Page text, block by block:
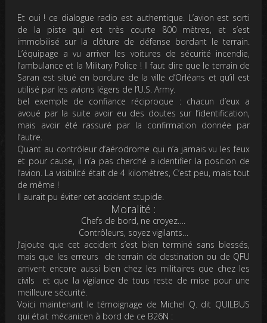
Et oui ! ce dialogue radio est authentique. L’avion est sorti
de la piste qui est très courte 800 mètres, et s’est
immobilisé sur la clôture de défense bordant le terrain.
L’équipage a vu arriver les voitures de sécurité incendie,
l’ambulance et la Military Police ! Il faut dire que le terrain de
Saran est situé en bordure de la ville d’Orléans et qu’il est
utilisé par les avions légers de l’U.S. Army.
bel exemple de confiance réciproque : chacun d’eux a
avoué par la suite avoir eu des doutes sur l’identification,
mais avoir été rassuré par la confirmation donnée par
l’autre.
Quant au contrôleur d’aérodrome qui n’a jamais vu les feux
et pour cause, il n’a pas cherché a identifier la position de
l’avion. La visibilité était de 4 kilomètres, C’est peu, mais tout
de même !
Il aurait pu éviter cet accident stupide.
Moralité :
Chefs de bord, ne croyez….
Contrôleurs, soyez vigilants…
J’ajoute que cet accident s’est bien terminé sans blessés,
mais que les erreurs de terrain de destination ou de QFU
arrivent encore aussi bien chez les militaires que chez les
civils et que la vigilance de tous reste de mise pour une
meilleure sécurité.
Voici maintenant le témoignage de Michel Q. dit QUILBUS
qui était mécanicen à bord de ce B26N :